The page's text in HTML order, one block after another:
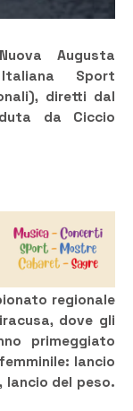
Augusta
Sport
diretti dal
da Ciccio
regionale
dove gli
primeggiato
lancio
del peso.